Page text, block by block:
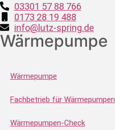
03301 57 88 766
0173 28 19 488
info@lutz-spring.de
Wärmepumpe
Wärmepumpe
Fachbetrieb für Wärmepumpen
Wärmepumpen-Check